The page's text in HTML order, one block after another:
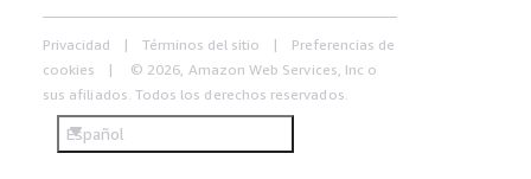
Privacidad Términos del sitio
Preferencias de
cookies
© 2026, Amazon Web Services, Inc o
sus afiliados. Todos los derechos reservados.
Español